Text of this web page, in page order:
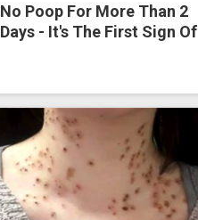
No Poop For More Than 2
Days - It's The First Sign Of